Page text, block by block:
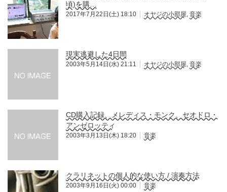
頃)を購…
2017年7月22日(土) 18:10 オヤジの小部屋, 音楽
現実逃避した4日間
2003年5月14日(水) 21:11 オヤジの小部屋, 音楽
CD購入記録、メレディス・モンク、セオドロ・
アンゼロッティ
2003年3月13日(木) 18:20 音楽
クラリネットの個人的な使い方 / 演奏方法
2003年9月16日(火) 00:00 音楽